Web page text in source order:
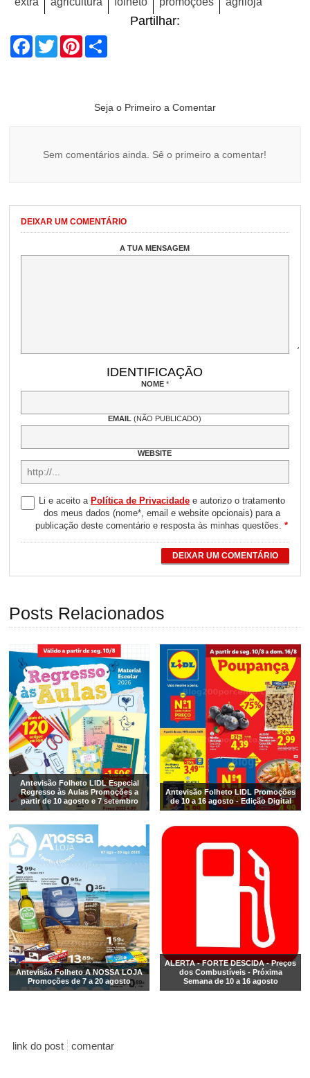
Partilhar:
Facebook
TwitterPinterest
Seja o Primeiro a Comentar
Sem comentários ainda. Sê o primeiro a comentar!
DEIXAR UM COMENTÁRIO
A TUA MENSAGEM
IDENTIFICAÇÃO
NOME *
EMAIL(NÃO PUBLICADO)
WEBSITE
Li e aceito a Política de Privacidadee autorizo o tratamento
dos meus dados (nome*, email e website opcionais) para a
publicação deste comentário e resposta às minhas questões.*
DEIXAR UM COMENTÁRIO
Posts Relacionados
Antevisão Folheto LIDL Especial
Regresso às Aulas Promoções a
partir de 10 agosto e 7 setembro
Antevisão Folheto LIDL Promoções
de 10 a 16 agosto - Edição Digital
Antevisão Folheto A NOSSA LOJA
Promoções de 7 a 20 agosto
ALERTA - FORTE DESCIDA - Preços
dos Combustíveis - Próxima
Semana de 10 a 16 agosto
link do post comentar